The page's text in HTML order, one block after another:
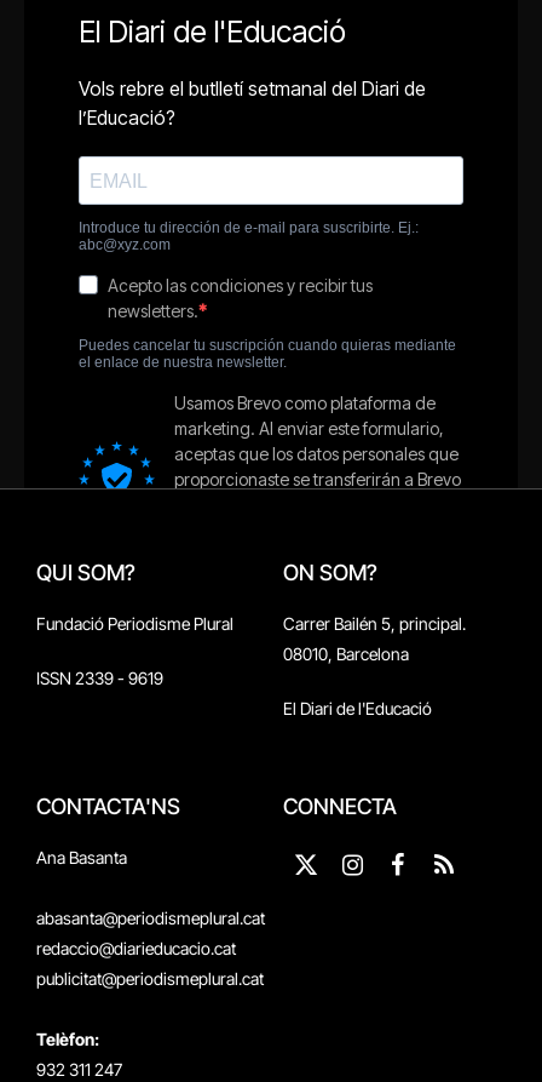
QUI SOM?
Fundació Periodisme Plural
ISSN 2339 - 9619
ON SOM?
Carrer Bailén 5, principal.
08010, Barcelona
El Diari de l'Educació
CONTACTA'NS
Ana Basanta
abasanta@periodismeplural.cat
redaccio@diarieducacio.cat
publicitat@periodismeplural.cat
Telèfon:
932 311 247
CONNECTA
X
Instagram
Facebook
RSS